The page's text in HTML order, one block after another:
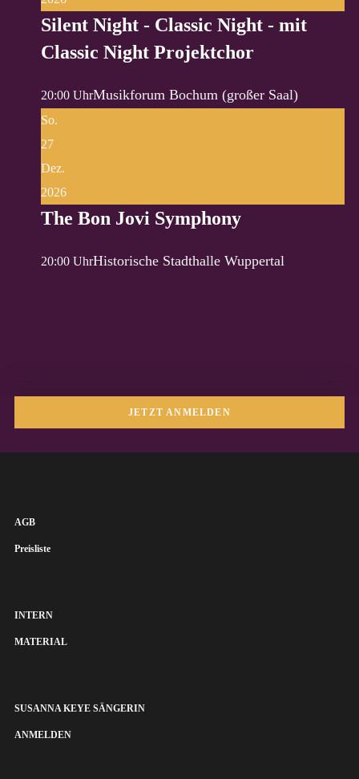
Silent Night - Classic Night - mit
Classic Night Projektchor
20:00 UhrMusikforum Bochum (großer Saal)
So.
27
Dez.
2026
The Bon Jovi Symphony
20:00 UhrHistorische Stadthalle Wuppertal
JETZT ANMELDEN
AGB
Preisliste
INTERN
MATERIAL
SUSANNA KEYE SÄNGERIN
ANMELDEN